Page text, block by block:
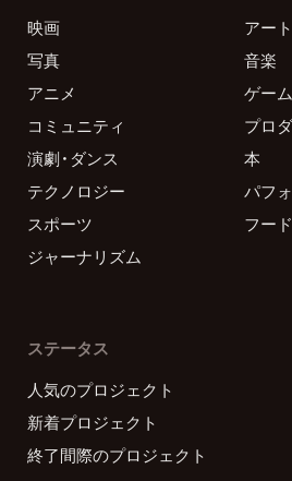
映画
アート
写真
音楽
アニメ
ゲーム
コミュニティ
プロ
演劇・ダンス
本
テクノロジー
パフ
スポーツ
フード
ジャーナリズム
ステータス
人気のプロジェクト
新着プロジェクト
終了間際のプロジェクト